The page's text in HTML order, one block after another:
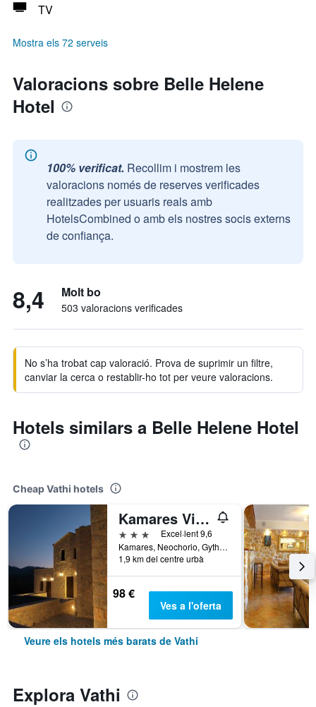
TV
Mostra els 72 serveis
Valoracions sobre Belle Helene
Hotel
100% verificat. Recollim i mostrem les
valoracions només de reserves verificades
realitzades per usuaris reals amb
HotelsCombined o amb els nostres socis externs
de confiança.
8,4 Molt bo
503 valoracions verificades
No s’ha trobat cap valoració. Prova de suprimir un filtre,
canviar la cerca o restablir-ho tot per veure valoracions.
Hotels similars a Belle Helene Hotel
Cheap Vathi hotels
Kamares Villas
3 estrellesExcel·lent 9,6
Kamares, Neochorio, Gytheion,0, Vathi, Grècia
1,9 km del centre urbà
98 €
Ves a l'oferta
Veure els hotels més barats de Vathi
Explora Vathi